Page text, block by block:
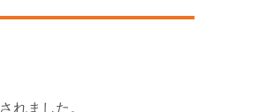
れました。